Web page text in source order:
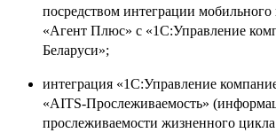
посредством интеграции
«Агент Плюс» с «1С:Управление
Беларуси»;
интеграция «1С:Управление
«AITS-Прослеживаемость»
прослеживаемости жизненного